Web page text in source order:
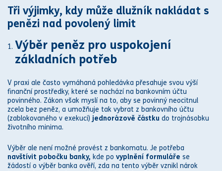
Tři výjimky, kdy může dlužník nakládat s
penězi nad povolený limit
Výběr peněz pro uspokojení
základních potřeb
V praxi ale často vymáhaná pohledávka přesahuje svou výší
finanční prostředky, které se nachází na bankovním účtu
povinného. Zákon však myslí na to, aby se povinný neocitnul
zcela bez peněz, a umožňuje tak vybrat z bankovního účtu
(zablokovaného v exekuci) jednorázově částku do trojnásobku
životního minima.
Výběr ale není možné provést z bankomatu. Je potřeba
navštívit pobočku banky, kde po vyplnění formuláře se
žádostí o výběr banka ověří, zda na tento výběr vznikl nárok